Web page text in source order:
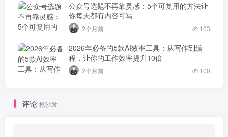
公众号选题不再靠灵感：5个可复用的方法让
你每天都有内容可写
2个月前 103
2026年必备的5款AI效率工具：从写作到编
程，让你的工作效率提升10倍
2个月前 100
评论 抢沙发